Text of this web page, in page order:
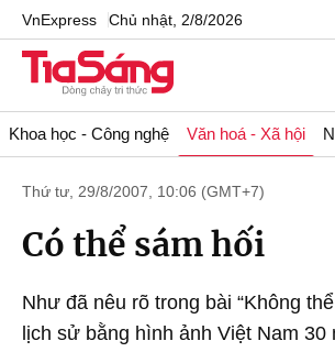
VnExpress Chủ nhật, 2/8/2026
Khoa học - Công nghệ Văn hoá - Xã hội
Thứ tư, 29/8/2007, 10:06 (GMT+7)
Có thể sám hối
Như đã nêu rõ trong bài “Không
lịch sử bằng hình ảnh Việt Nam 30